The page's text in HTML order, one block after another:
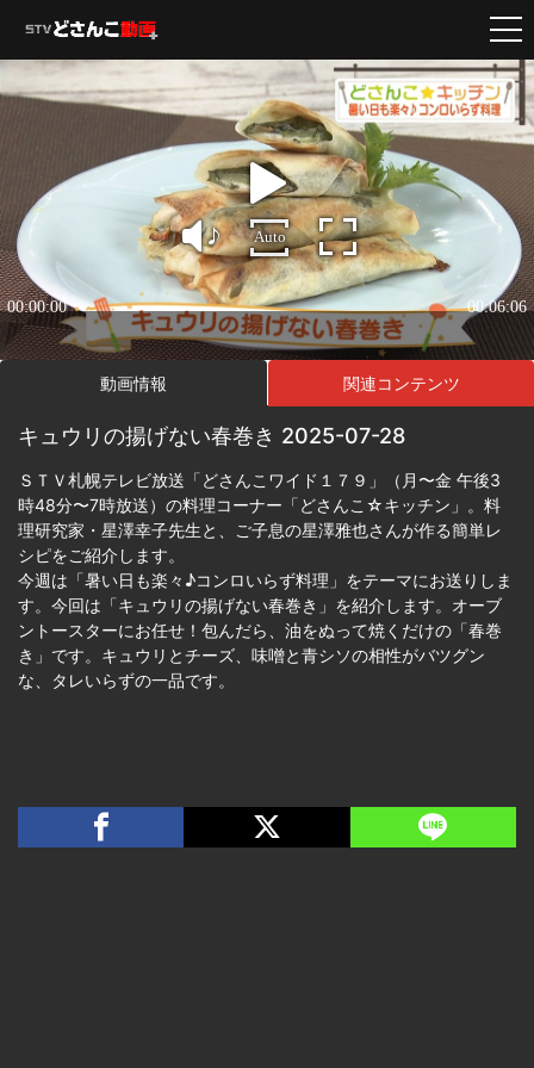
動画情報 関連コンテンツ
キュウリの揚げない春巻き 2025-07-28
ＳＴＶ札幌テレビ放送「どさんこワイド１７９」（月〜金 午後3
時48分〜7時放送）の料理コーナー「どさんこ☆キッチン」。料
理研究家・星澤幸子先生と、ご子息の星澤雅也さんが作る簡単レ
シピをご紹介します。
今週は「暑い日も楽々♪コンロいらず料理」をテーマにお送りしま
す。今回は「キュウリの揚げない春巻き」を紹介します。オーブ
ントースターにお任せ！包んだら、油をぬって焼くだけの「春巻
き」です。キュウリとチーズ、味噌と青シソの相性がバツグン
な、タレいらずの一品です。